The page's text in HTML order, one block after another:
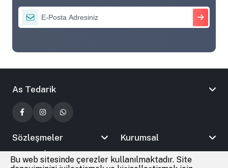
As Tedarik
Sözleşmeler
Kurumsal
Bizimle İletişime Geçin
Bu web sitesinde çerezler kullanılmaktadır. Site